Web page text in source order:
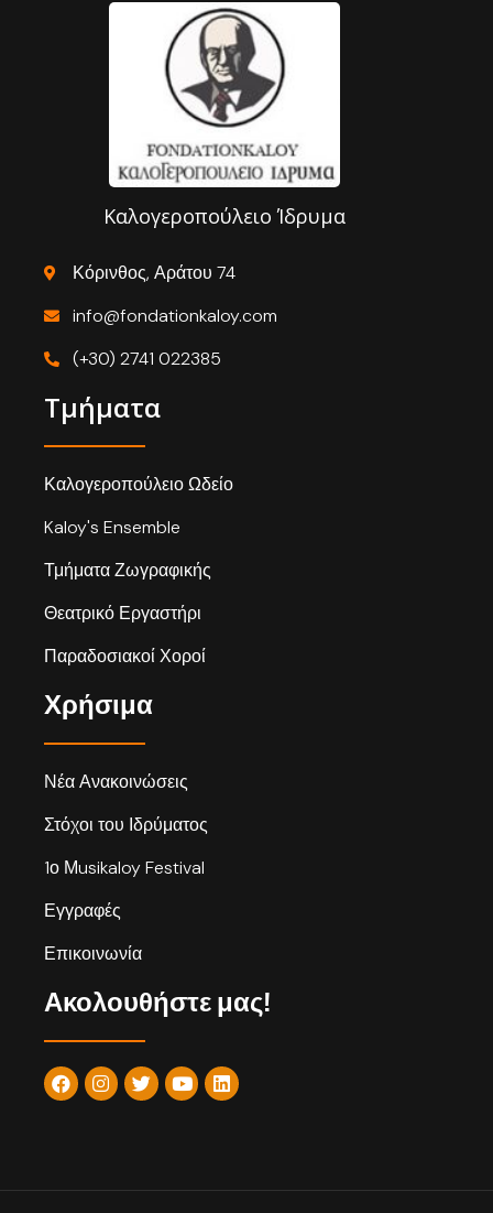
Καλογεροπούλειο Ίδρυμα
Κόρινθος, Αράτου 74
info@fondationkaloy.com
(+30) 2741 022385
Τμήματα
Καλογεροπούλειο Ωδείο
Kaloy's Ensemble
Τμήματα Ζωγραφικής
Θεατρικό Εργαστήρι
Παραδοσιακοί Χοροί
Χρήσιμα
Νέα Ανακοινώσεις
Στόχοι του Ιδρύματος
1ο Μusikaloy Festival
Εγγραφές
Επικοινωνία
Ακολουθήστε μας!